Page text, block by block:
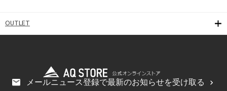
OUTLET
メールニュース登録で最新のお知らせを受け取る